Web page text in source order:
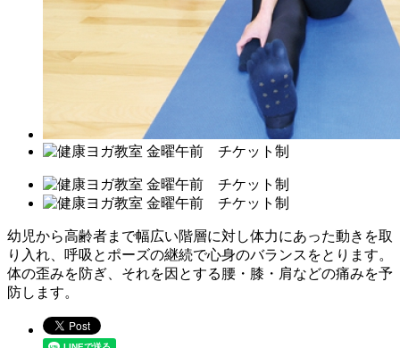
幼児から高齢者まで幅広い階層に対し体力にあった動きを取
り入れ、呼吸とポーズの継続で心身のバランスをとります。
体の歪みを防ぎ、それを因とする腰・膝・肩などの痛みを予
防します。